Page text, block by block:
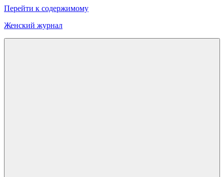
Перейти к содержимому
Женский журнал